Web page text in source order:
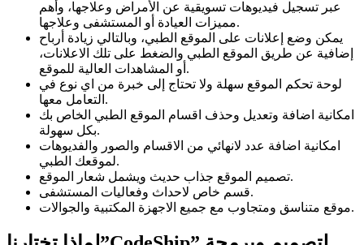
عبر تسجيل فيديوهات تسويقية عن الأمراض وعلاجها، وأهم
مميزات العيادة أو المستشفى وعلاجها.
يمكن وضع إعلانات على الموقع الطبي، وبالتالي زيادة أرباح
إضافية عن طريق الموقع الطبي والضغط على تلك الاعلانات،
أو المشاهدات العالية للموقع.
لوحة تحكم الموقع سهلة ولا تحتاج إلى خبرة من اي نوع في
التعامل معها.
امكانية اضافة وتعديل وحذف اقسام الموقع الطبي الخاص بك
بكل سهولة.
امكانية اضافة عدد لانهائي من الاقسام والصور والفديوهات
لموقعك الطبي.
تصميم الموقع جذاب حديث ويشمل شعار الموقع.
قسم خاص لاحداث وفعاليات المستشفى.
موقع متناسق ومتجاوب مع جميع الاجهزة المكتبية والجوالات.